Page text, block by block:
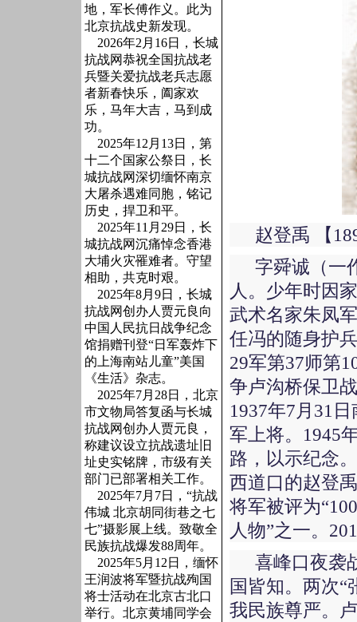
地，军长傅作义。此为
北京抗战史新发现。
2026年2月16日，长城
抗战网恭祝全国抗战老
兵暨关爱抗战老兵志愿
者新春快乐，阖家欢
乐，马年大吉，马到成
功。
2025年12月13日，第
十二个国家公祭日，长
城抗战网深切缅怀南京
大屠杀遇难同胞，铭记
历史，捍卫和平。
2025年11月29日，长
城抗战网沉痛悼念香港
大埔火灾罹难者。守望
相助，共克时艰。
2025年8月9日，长城
抗战网创办人贾元良向
中国人民抗日战争纪念
馆捐赠刊登“日军轰炸下
的上海南站儿童”美国
《生活》杂志。
2025年7月28日，北京
市文物局答复函与长城
抗战网创办人贾元良，
称建议设立抗战遗址旧
址史实铭牌，市级有关
部门已部署相关工作。
2025年7月7日，“抗战
伟城 北京胡同街巷之七
七”摄影展上线。致敬全
民族抗战爆发88周年。
2025年5月12日，缅怀
王润波将军暨抗战殉国
将士活动在北京古北口
举行。北京黄埔同学会
赵登禹 【
字舜诚（一
人。少年时因
武术名家朱凤
任冯的随身护
29军第37师第
争卢沟桥保卫
1937年7月31
军上将。1945
路，以示纪念
西道口的赵登
将军被评为
人物”之一。
喜峰口夜袭
国皆知。两次“
我民族尊严。